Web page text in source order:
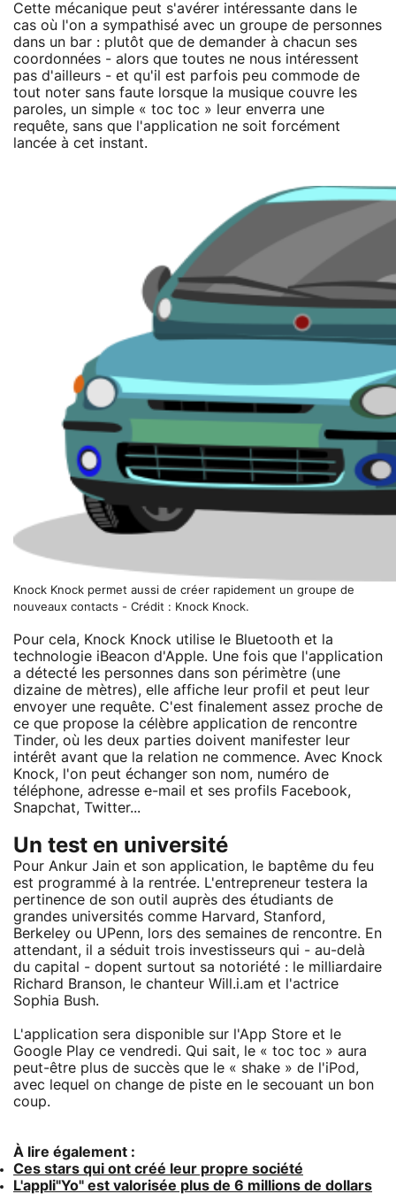
Cette mécanique peut s'avérer intéressante dans le
cas où l'on a sympathisé avec un groupe de personnes
dans un bar : plutôt que de demander à chacun ses
coordonnées - alors que toutes ne nous intéressent
pas d'ailleurs - et qu'il est parfois peu commode de
tout noter sans faute lorsque la musique couvre les
paroles, un simple « toc toc » leur enverra une
requête, sans que l'application ne soit forcément
lancée à cet instant.
Knock Knock permet aussi de créer rapidement un groupe de
nouveaux contacts - Crédit : Knock Knock.
Pour cela, Knock Knock utilise le Bluetooth et la
technologie iBeacon d'Apple. Une fois que l'application
a détecté les personnes dans son périmètre (une
dizaine de mètres), elle affiche leur profil et peut leur
envoyer une requête. C'est finalement assez proche de
ce que propose la célèbre application de rencontre
Tinder, où les deux parties doivent manifester leur
intérêt avant que la relation ne commence. Avec Knock
Knock, l'on peut échanger son nom, numéro de
téléphone, adresse e-mail et ses profils Facebook,
Snapchat, Twitter...
Un test en université
Pour Ankur Jain et son application, le baptême du feu
est programmé à la rentrée. L'entrepreneur testera la
pertinence de son outil auprès des étudiants de
grandes universités comme Harvard, Stanford,
Berkeley ou UPenn, lors des semaines de rencontre. En
attendant, il a séduit trois investisseurs qui - au-delà
du capital - dopent surtout sa notoriété : le milliardaire
Richard Branson, le chanteur Will.i.am et l'actrice
Sophia Bush.
L'application sera disponible sur l'App Store et le
Google Play ce vendredi. Qui sait, le « toc toc » aura
peut-être plus de succès que le « shake » de l'iPod,
avec lequel on change de piste en le secouant un bon
coup.
À lire également :
Ces stars qui ont créé leur propre société
L'appli"Yo" est valorisée plus de 6 millions de dollars